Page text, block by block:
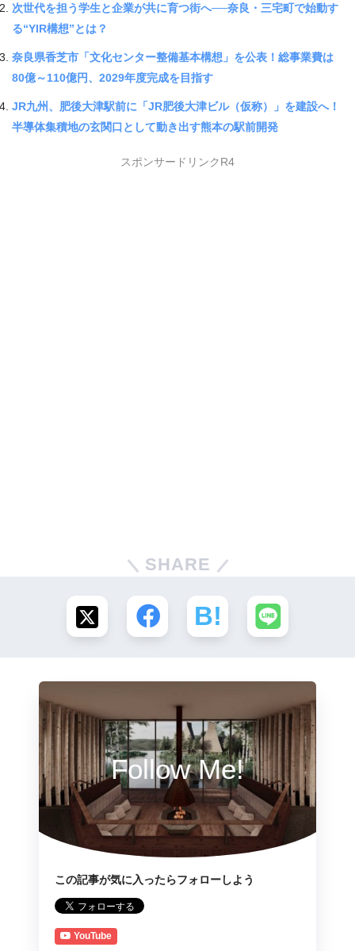
次世代を担う学生と企業が共に育つ街へ──奈良・三宅町で始動す
る“YIR構想”とは？
奈良県香芝市「文化センター整備基本構想」を公表！総事業費は
80億～110億円、2029年度完成を目指す
JR九州、肥後大津駅前に「JR肥後大津ビル（仮称）」を建設へ！
半導体集積地の玄関口として動き出す熊本の駅前開発
スポンサードリンクR4
SHARE
Follow Me!
この記事が気に入ったらフォローしよう
YouTube